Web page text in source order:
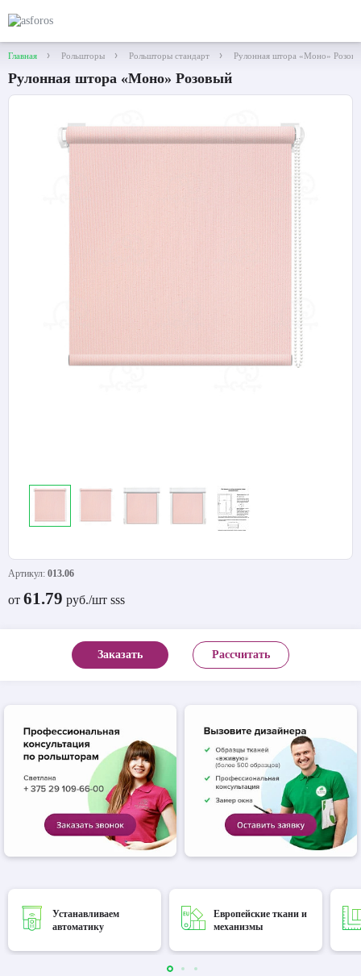
Главная Рольшторы Рольшторы стандарт Рулонная штора «Моно»
Рулонная штора «Моно» Розовый
Артикул: 013.06
от 61.79 руб./шт sss
Заказать Рассчитать
Устанавливаем
автоматику
Европейские ткани и
механизмы